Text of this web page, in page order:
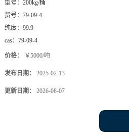
型号： 200kg/桶
货号： 79-09-4
纯度： 99.9
cas： 79-09-4
价格： ￥5000/吨
发布日期： 2025-02-13
更新日期： 2026-08-07